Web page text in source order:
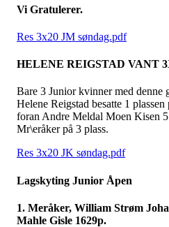
Vi Gratulerer.
Res 3x20 JM søndag.pdf
HELENE REIGSTAD VANT
Bare 3 Junior kvinner med denne
Helene Reigstad besatte 1
foran Andre Meldal Moen Kisen
Mr\eråker på 3 plass.
Res 3x20 JK søndag.pdf
Lagskyting Junior Åpen
1. Meråker, William Strøm
Mahle Gisle 1629p.